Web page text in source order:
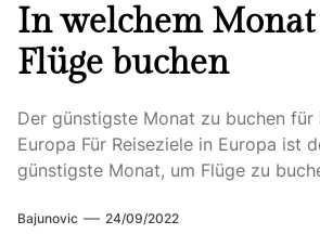
In welchem
Flüge buchen
Der günstigste Monat zu buchen für
Europa Für Reiseziele in Europa ist
günstigste Monat, um Flüge zu
Bajunovic 24/09/2022